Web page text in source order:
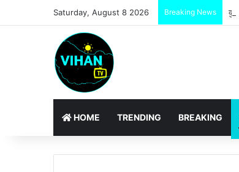
Saturday, August 8 2026 Breaking News
HOME TRENDING BREAKING